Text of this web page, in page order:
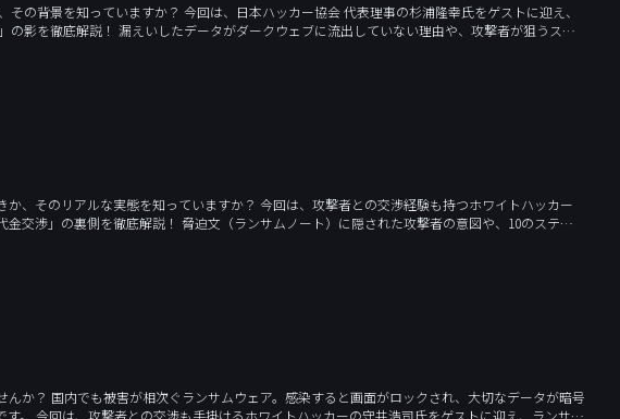
協会 代表理事の杉浦隆幸氏をゲストに迎え、
ない理由や、攻撃者が狙うスパ
の手口、さらにメールによる本人確認の崩壊という最悪のシナリオなど、サイバー危機の深層を
か？ 今回は、攻撃者との交渉経験も持つホワイトハッカー
ト）に隠された攻撃者の意図や、10のステッ
ェアの恐ろしさを学び、万が一の事態に備えるための防衛策を考えます。
か？ 国内でも被害が相次ぐランサムウェア。感染すると画面がロックされ、大切なデータが暗号
ンサム